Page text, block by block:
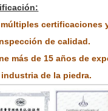
certificaciones
de calidad.
más de 15 años de
de la piedra.